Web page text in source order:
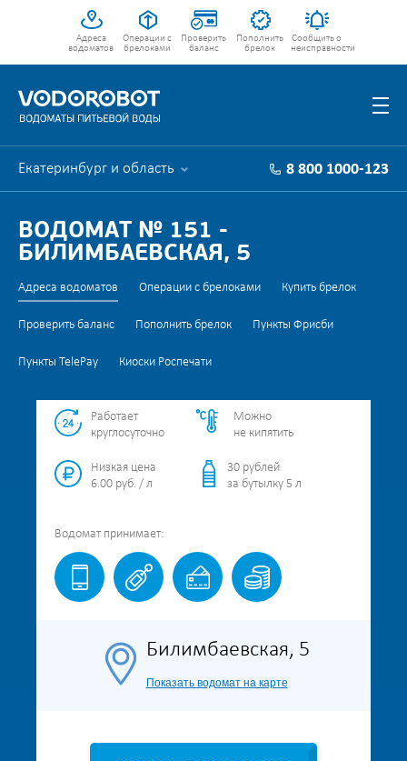
Адреса
водоматов
Операции с
брелоками
Проверить
баланс
Пополнить
брелок
Сообщить о
неисправности
Екатеринбург и область 8 800 1000-123
ВОДОМАТ № 151 -
БИЛИМБАЕВСКАЯ, 5
Адреса водоматов Операции с брелоками Купить брелок
Проверить баланс Пополнить брелок Пункты Фрисби
Пункты TelePay Киоски Роспечати
Работает
круглосуточно
Можно
не кипятить
Низкая цена
6.00 руб. / л
30 рублей
за бутылку 5 л
Водомат принимает:
Билимбаевская, 5
Показать водомат на карте